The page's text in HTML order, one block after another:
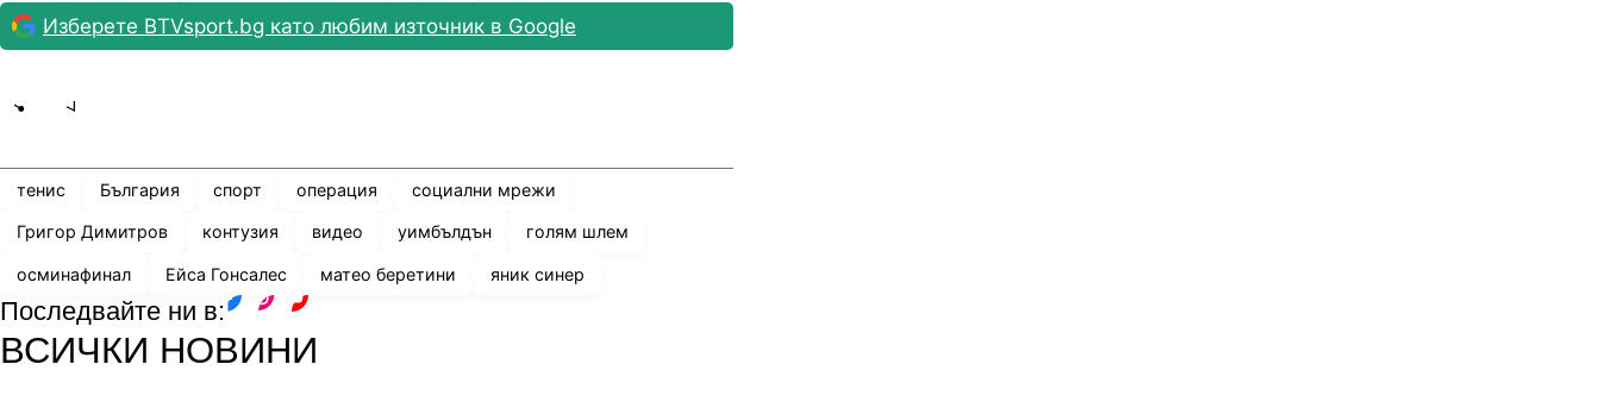
Изберете BTVsport.bg като любим източник в Google
тенис България спорт операция социални мрежи
Григор Димитров контузия видео уимбълдън голям шлем
осминафинал Ейса Гонсалес матео беретини яник синер
Последвайте ни в:
ВСИЧКИ НОВИНИ